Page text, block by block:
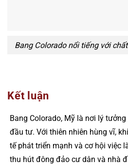
Bang Colorado nổi tiếng với
Kết luận
Bang Colorado, Mỹ là nơi lý
đầu tư. Với thiên nhiên hùng vĩ,
tế phát triển mạnh và cơ hội việc
thu hút đông đảo cư dân và nhà